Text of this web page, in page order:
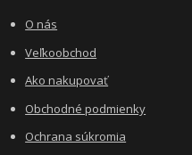
O nás
Veľkoobchod
Ako nakupovať
Obchodné podmienky
Ochrana súkromia